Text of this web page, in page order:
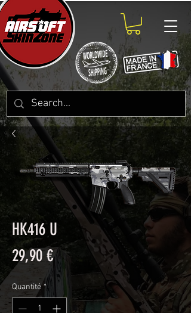
HK416 U
29,90 €Prix
Quantité *